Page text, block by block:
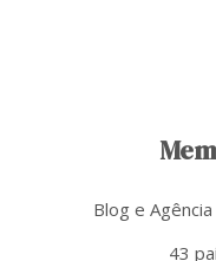
Blog e
43